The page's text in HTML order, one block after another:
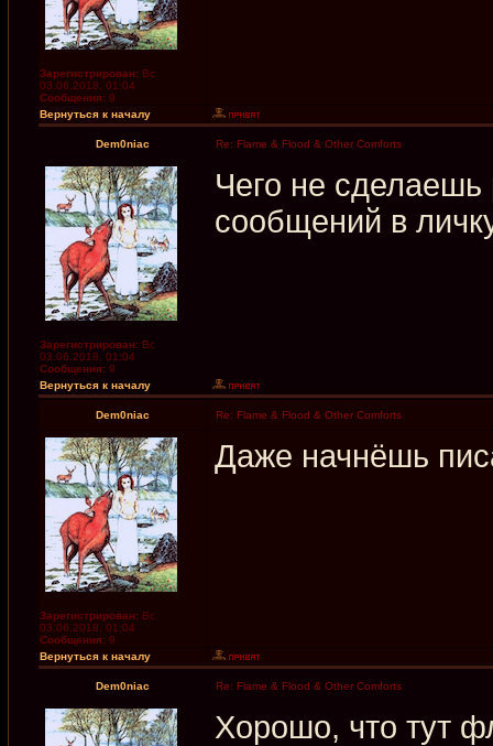
Зарегистрирован: Вс
03.06.2018, 01:04
Сообщения: 9
Вернуться к началу
Dem0niac Re: Flame & Flood & Other Comforts
Зарегистрирован: Вс
03.06.2018, 01:04
Сообщения: 9
Чего не сделаешь
сообщений в
Вернуться к началу
Dem0niac Re: Flame & Flood & Other Comforts
Зарегистрирован: Вс
03.06.2018, 01:04
Сообщения: 9
Даже начнёшь
Вернуться к началу
Dem0niac Re: Flame & Flood & Other Comforts
Хорошо, что тут